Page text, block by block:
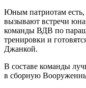
Юным патриотам есть,
вызывают встречи
команды ВДВ по
тренировки и
Джанкой.
В составе команды
в сборную